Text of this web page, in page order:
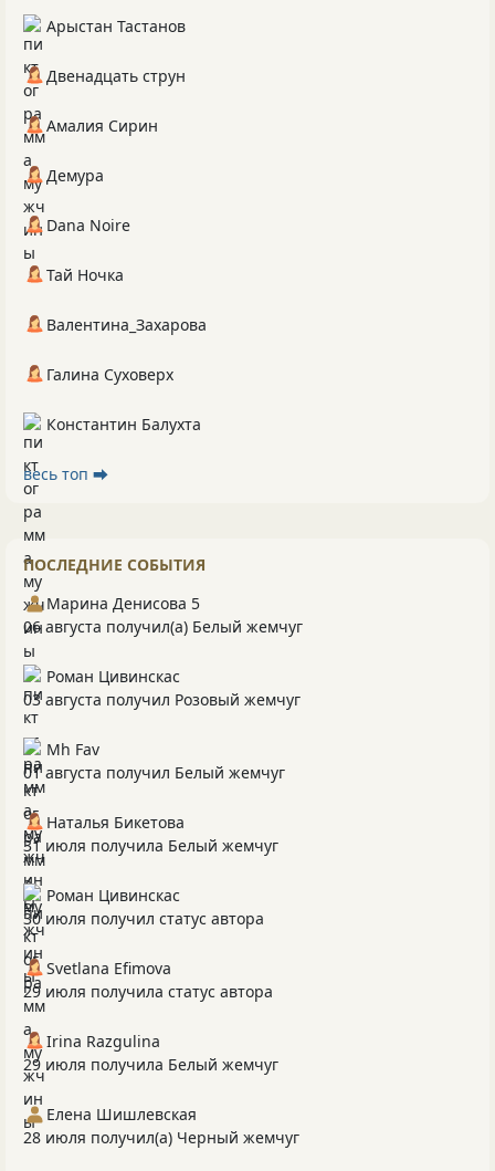
Арыстан Тастанов
Двенадцать струн
Амалия Сирин
Демура
Dana Noire
Тай Ночка
Валентина_Захарова
Галина Суховерх
Константин Балухта
весь топ ⮕
ПОСЛЕДНИЕ СОБЫТИЯ
Марина Денисова 5
06 августа получил(а) Белый жемчуг
Роман Цивинскас
03 августа получил Розовый жемчуг
Mh Fav
01 августа получил Белый жемчуг
Наталья Бикетова
31 июля получила Белый жемчуг
Роман Цивинскас
30 июля получил статус автора
Svetlana Efimova
29 июля получила статус автора
Irina Razgulina
29 июля получила Белый жемчуг
Елена Шишлевская
28 июля получил(а) Черный жемчуг